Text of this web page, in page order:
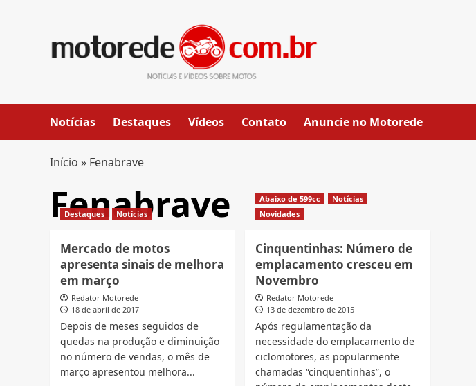
Notícias Destaques Vídeos Contato Anuncie no Motorede
Início » Fenabrave
Fenabrave
Destaques Notícias
Mercado de motos
apresenta sinais de melhora
em março
Redator Motorede
18 de abril de 2017
Depois de meses seguidos de
quedas na produção e diminuição
no número de vendas, o mês de
março apresentou melhora...
Abaixo de 599cc
Notícias
Novidades
Cinquentinhas: Número de
emplacamento cresceu em
Novembro
Redator Motorede
13 de dezembro de 2015
Após regulamentação da
necessidade do emplacamento de
ciclomotores, as popularmente
chamadas “cinquentinhas”, o